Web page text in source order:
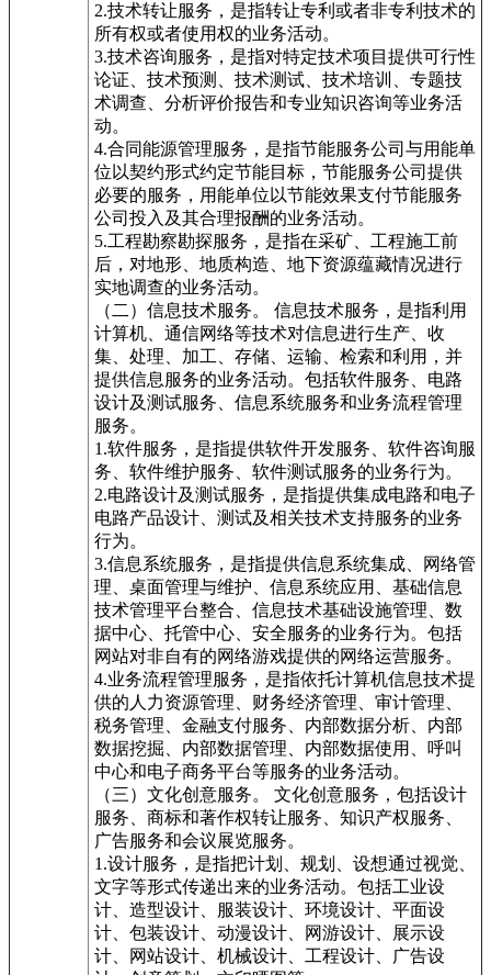
2.技术转让服务，是指转让专利或者非专利技术的
所有权或者使用权的业务活动。
3.技术咨询服务，是指对特定技术项目提供可行性
论证、技术预测、技术测试、技术培训、专题技
术调查、分析评价报告和专业知识咨询等业务活
动。
4.合同能源管理服务，是指节能服务公司与用能单
位以契约形式约定节能目标，节能服务公司提供
必要的服务，用能单位以节能效果支付节能服务
公司投入及其合理报酬的业务活动。
5.工程勘察勘探服务，是指在采矿、工程施工前
后，对地形、地质构造、地下资源蕴藏情况进行
实地调查的业务活动。
（二）信息技术服务。 信息技术服务，是指利用
计算机、通信网络等技术对信息进行生产、收
集、处理、加工、存储、运输、检索和利用，并
提供信息服务的业务活动。包括软件服务、电路
设计及测试服务、信息系统服务和业务流程管理
服务。
1.软件服务，是指提供软件开发服务、软件咨询服
务、软件维护服务、软件测试服务的业务行为。
2.电路设计及测试服务，是指提供集成电路和电子
电路产品设计、测试及相关技术支持服务的业务
行为。
3.信息系统服务，是指提供信息系统集成、网络管
理、桌面管理与维护、信息系统应用、基础信息
技术管理平台整合、信息技术基础设施管理、数
据中心、托管中心、安全服务的业务行为。包括
网站对非自有的网络游戏提供的网络运营服务。
4.业务流程管理服务，是指依托计算机信息技术提
供的人力资源管理、财务经济管理、审计管理、
税务管理、金融支付服务、内部数据分析、内部
数据挖掘、内部数据管理、内部数据使用、呼叫
中心和电子商务平台等服务的业务活动。
（三）文化创意服务。 文化创意服务，包括设计
服务、商标和著作权转让服务、知识产权服务、
广告服务和会议展览服务。
1.设计服务，是指把计划、规划、设想通过视觉、
文字等形式传递出来的业务活动。包括工业设
计、造型设计、服装设计、环境设计、平面设
计、包装设计、动漫设计、网游设计、展示设
计、网站设计、机械设计、工程设计、广告设